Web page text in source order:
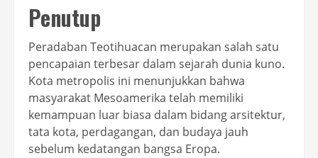
Penutup
Peradaban Teotihuacan merupakan salah satu
pencapaian terbesar dalam sejarah dunia kuno.
Kota metropolis ini menunjukkan bahwa
masyarakat Mesoamerika telah memiliki
kemampuan luar biasa dalam bidang arsitektur,
tata kota, perdagangan, dan budaya jauh
sebelum kedatangan bangsa Eropa.